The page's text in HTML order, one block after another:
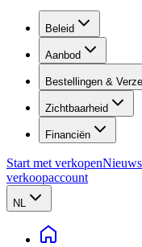
Beleid
Aanbod
Bestellingen &
Zichtbaarheid
Financiën
Start met verkopen
verkoopaccount
NL